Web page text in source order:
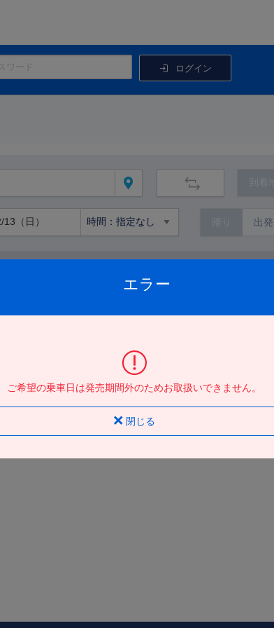
ログイン
到着地
エラー
ご希望の乗車日は発売期間外のためお取扱いできません。
閉じる